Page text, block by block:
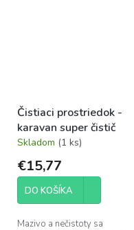
Čistiaci prostriedok -
karavan super čistič
Skladom (1 ks)
€15,77
DO KOŠÍKA
Mazivo a nečistoty sa